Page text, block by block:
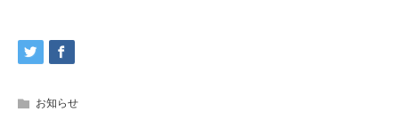
お知らせ